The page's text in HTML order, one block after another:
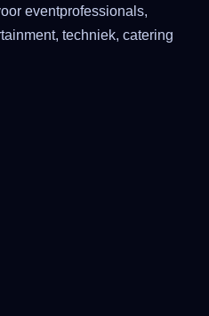
eventprofessionals,
techniek, catering